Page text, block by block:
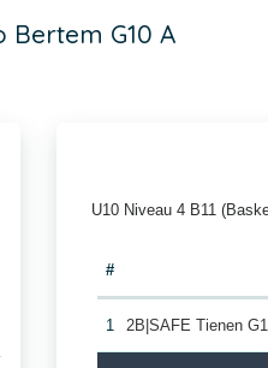
Bertem G10 A
U10 Niveau 4 B11
#
1 2B|SAFE Tienen